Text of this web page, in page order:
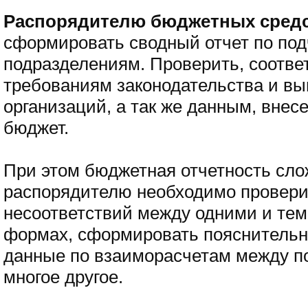
Распорядителю бюджетных
сформировать сводный отчет по
подразделениям. Проверить,
требованиям законодательства и
организаций, а так же данным,
бюджет.
При этом бюджетная отчетность
распорядителю необходимо
несоответствий между одними и
формах, сформировать
данные по взаиморасчетам между
многое другое.